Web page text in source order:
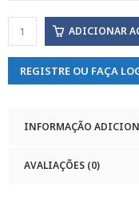
ADICIONAR
REGISTRE OU FAÇA
INFORMAÇÃO
AVALIAÇÕES (0)